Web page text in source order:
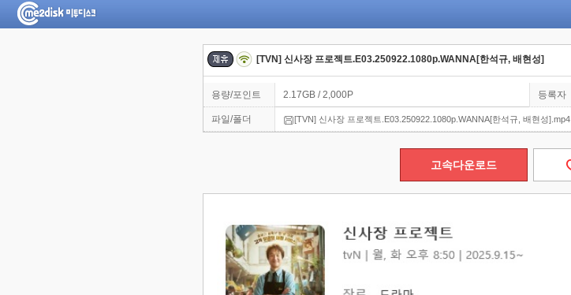
[TVN] 신사장 프로젝트.E03.250922.1080p.WANNA[한석규, 배현성]
용량/포인트 2.17GB / 2,000P 등록자
파일/폴더 [TVN] 신사장 프로젝트.E03.250922.1080p.WANNA[한석규, 배현성].mp4
고속다운로드